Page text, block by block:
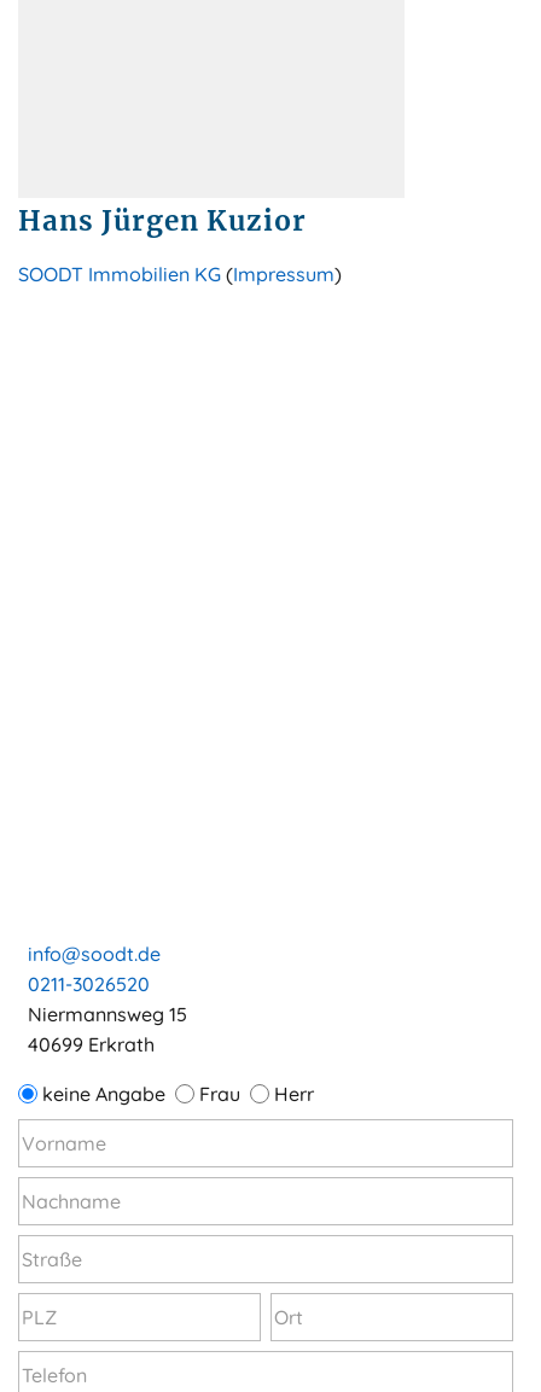
Hans Jürgen Kuzior
SOODT Immobilien KG (Impressum)
info@soodt.de
0211-3026520
Niermannsweg 15
40699 Erkrath
keine Angabe Frau Herr